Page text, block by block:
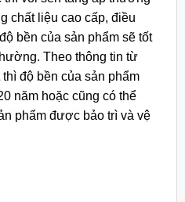
chất liệu cao cấp, điều
bền của sản phẩm sẽ tốt
Theo thông tin từ
độ bền của sản phẩm
năm hoặc cũng có thể
phẩm được bảo trì và vệ